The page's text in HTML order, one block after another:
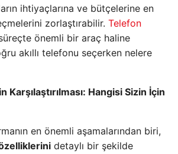
ihtiyaçlarına ve bütçelerine en
zorlaştırabilir. Telefon
önemli bir araç haline
akıllı telefonu seçerken nelere
Karşılaştırılması: Hangisi Sizin İçin
en önemli aşamalarından biri,
detaylı bir şekilde